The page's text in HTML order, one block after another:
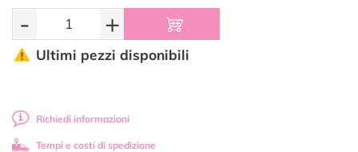
- +
Ultimi pezzi disponibili
Richiedi informazioni
Tempi e costi di spedizione